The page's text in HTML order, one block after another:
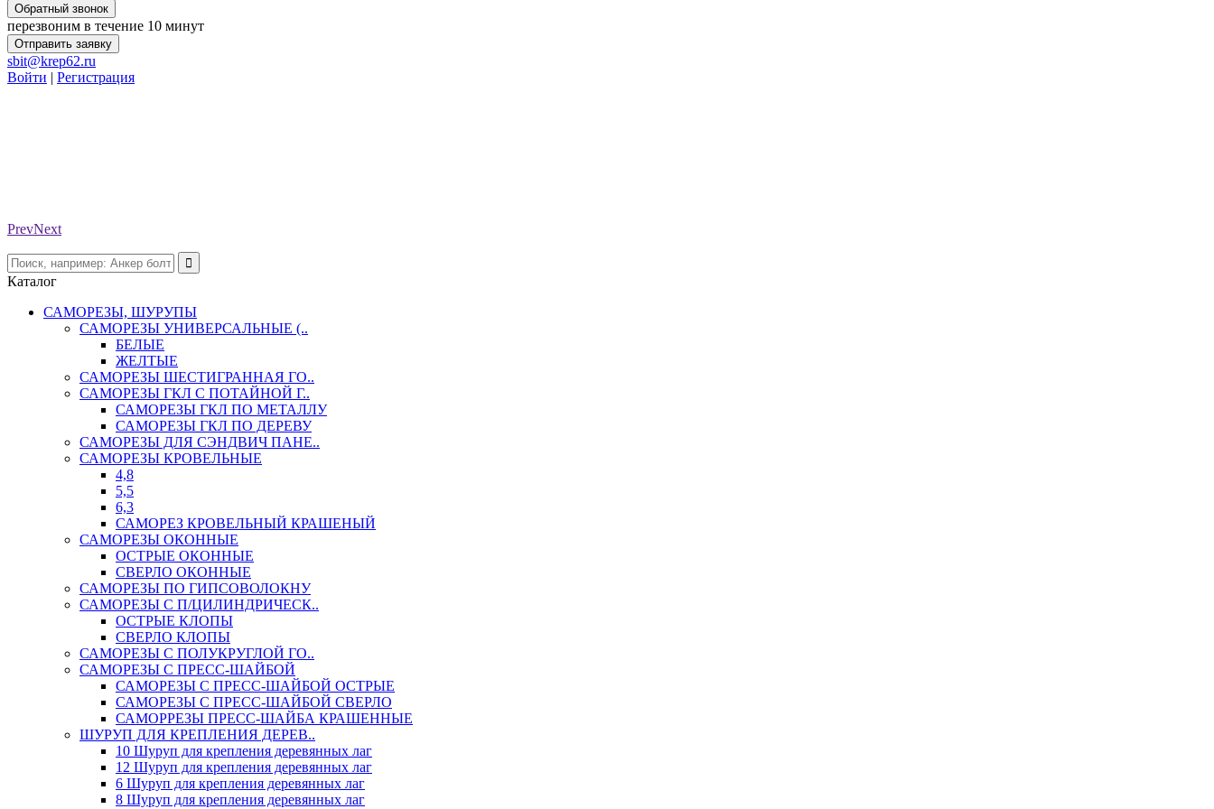
Обратный звонок
перезвоним в течение 10 минут
Отправить заявку
sbit@krep62.ru
Войти | Регистрация
PrevNext
Каталог
САМОРЕЗЫ, ШУРУПЫ
САМОРЕЗЫ УНИВЕРСАЛЬНЫЕ (..
БЕЛЫЕ
ЖЕЛТЫЕ
САМОРЕЗЫ ШЕСТИГРАННАЯ ГО..
САМОРЕЗЫ ГКЛ С ПОТАЙНОЙ Г..
САМОРЕЗЫ ГКЛ ПО МЕТАЛЛУ
САМОРЕЗЫ ГКЛ ПО ДЕРЕВУ
САМОРЕЗЫ ДЛЯ СЭНДВИЧ ПАНЕ..
САМОРЕЗЫ КРОВЕЛЬНЫЕ
4,8
5,5
6,3
САМОРЕЗ КРОВЕЛЬНЫЙ КРАШЕНЫЙ
САМОРЕЗЫ ОКОННЫЕ
ОСТРЫЕ ОКОННЫЕ
СВЕРЛО ОКОННЫЕ
САМОРЕЗЫ ПО ГИПСОВОЛОКНУ
САМОРЕЗЫ С П/ЦИЛИНДРИЧЕСК..
ОСТРЫЕ КЛОПЫ
СВЕРЛО КЛОПЫ
САМОРЕЗЫ С ПОЛУКРУГЛОЙ ГО..
САМОРЕЗЫ С ПРЕСС-ШАЙБОЙ
САМОРЕЗЫ С ПРЕСС-ШАЙБОЙ ОСТРЫЕ
САМОРЕЗЫ С ПРЕСС-ШАЙБОЙ СВЕРЛО
САМОРРЕЗЫ ПРЕСС-ШАЙБА КРАШЕННЫЕ
ШУРУП ДЛЯ КРЕПЛЕНИЯ ДЕРЕВ..
10 Шуруп для крепления деревянных лаг
12 Шуруп для крепления деревянных лаг
6 Шуруп для крепления деревянных лаг
8 Шуруп для крепления деревянных лаг